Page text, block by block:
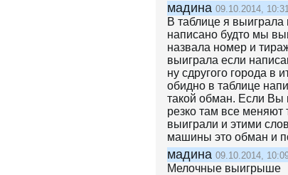
мадина 09.10.2014,
В таблице я
написано будто мы
назвала номер и
выиграла если
ну сдругого города в
обидно в таблице
такой обман. Если Вы
резко там все меняют
выиграли и этими
машины это обман и
мадина 09.10.2014,
Мелочные выигрыше